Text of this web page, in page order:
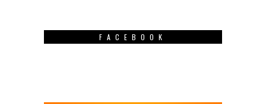
FACEBOOK